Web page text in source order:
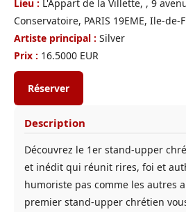
Lieu : L'Appart de la Villette, , 9
Conservatoire, PARIS 19EME, Ile-de-
Artiste principal : Silver
Prix : 16.5000 EUR
Réserver
Description
Découvrez le 1er stand-upper
et inédit qui réunit rires, foi et
humoriste pas comme les autres
premier stand-upper chrétien